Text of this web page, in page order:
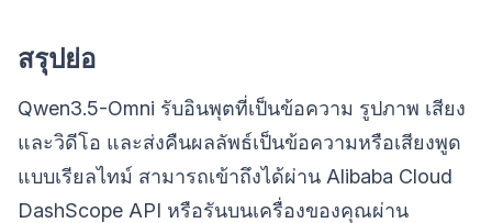
สรุปย่อ
Qwen3.5-Omni รับอินพุตที่เป็นข้อความ รูปภาพ เสียง
และวิดีโอ และส่งคืนผลลัพธ์เป็นข้อความหรือเสียงพูด
แบบเรียลไทม์ สามารถเข้าถึงได้ผ่าน Alibaba Cloud
DashScope API หรือรันบนเครื่องของคุณผ่าน